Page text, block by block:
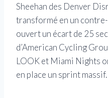
Sheehan des Denver
transformé en un
ouvert un écart de 25
d’American Cycling
LOOK et Miami Nights
en place un sprint massif.